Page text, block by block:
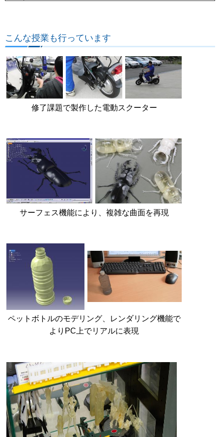
こんな授業も行っています
修了課題で製作した電動スクーター
サーフェス機能により、複雑な曲面を再現
ペットボトルのモデリング、レンダリング機能で
よりPC上でリアルに表現